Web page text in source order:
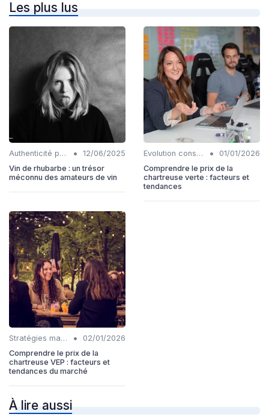
Les plus lus
Authenticité produits •
12/06/2025
Vin de rhubarbe : un trésor
méconnu des amateurs de vin
Evolution consommation •
01/01/2026
Comprendre le prix de la
chartreuse verte : facteurs et
tendances
Stratégies marketing •
02/01/2026
Comprendre le prix de la
chartreuse VEP : facteurs et
tendances du marché
À lire aussi